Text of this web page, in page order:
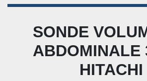
SONDE
ABDOMINALE
HITACHI